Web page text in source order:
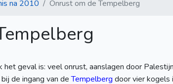
na 2010 Onrust om de Tempelberg
geval is: veel onrust, aanslagen door
de ingang van deTempelberg door vier kogels